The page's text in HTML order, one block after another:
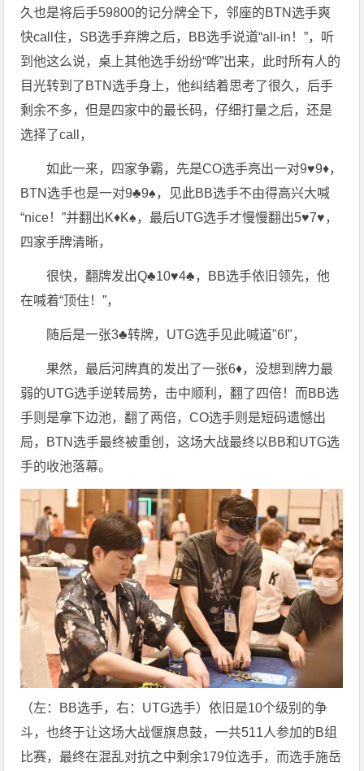
久也是将后手59800的记分牌全下，邻座的BTN选手爽
快call住，SB选手弃牌之后，BB选手说道“all-in！”，听
到他这么说，桌上其他选手纷纷“哗”出来，此时所有人的
目光转到了BTN选手身上，他纠结着思考了很久，后手
剩余不多，但是四家中的最长码，仔细打量之后，还是
选择了call，
如此一来，四家争霸，先是CO选手亮出一对9♥️9♦️，
BTN选手也是一对9♣️9♠️，见此BB选手不由得高兴大喊
“nice！”并翻出K♦️K♠️，最后UTG选手才慢慢翻出5♥️7♥️，
四家手牌清晰，
很快，翻牌发出Q♣️10♥️4♣️，BB选手依旧领先，他
在喊着“顶住！”，
随后是一张3♣️转牌，UTG选手见此喊道"6!"，
果然，最后河牌真的发出了一张6♦️，没想到牌力最
弱的UTG选手逆转局势，击中顺利，翻了四倍！而BB选
手则是拿下边池，翻了两倍，CO选手则是短码遗憾出
局，BTN选手最终被重创，这场大战最终以BB和UTG选
手的收池落幕。
（左：BB选手，右：UTG选手）依旧是10个级别的争
斗，也终于让这场大战偃旗息鼓，一共511人参加的B组
比赛，最终在混乱对抗之中剩余179位选手，而选手施岳